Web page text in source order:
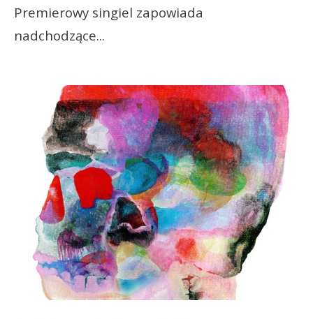
Premierowy singiel zapowiada
nadchodzące...